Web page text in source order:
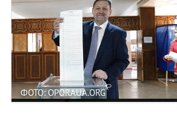
ФОТО: OPORAUA.ORG